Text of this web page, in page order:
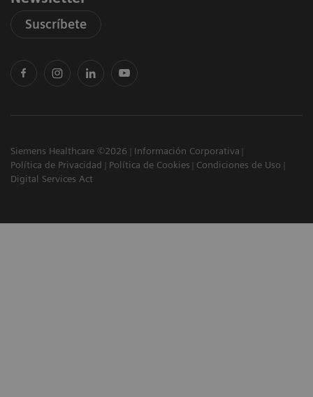
Suscríbete
Siemens Healthcare ©2026
Información Corporativa
Política de Privacidad
Política de Cookies
Condiciones de Uso
Digital Services Act